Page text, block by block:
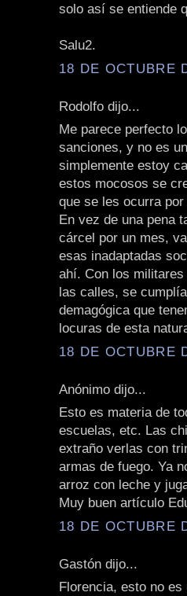
solo así se entiende
Salu2.
18 DE OCTUBRE
Rodolfo dijo...
Me parece perfecto
sanciones, y no es
simplemente estoy
estos mocosos se
que se les ocurra
En vez de una pena
cárcel por un mes,
esas inadaptadas
ahí. Con los
las calles, se
demagógica que
locuras de esta
18 DE OCTUBRE
Anónimo dijo...
Esto es materia de
escuelas, etc. Las
extraño verlas con
armas de fuego. Ya
arroz con leche y
Muy buen artículo
18 DE OCTUBRE
Gastón dijo...
Florencia, esto no